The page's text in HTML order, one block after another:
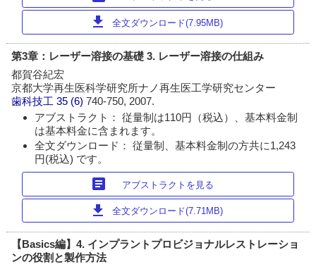
download 全文ダウンロード(7.95MB)
第3章：レーザー溶接の基礎 3. レーザー溶接の仕組み
都賀谷紀宏
京都大学再生医科学研究所ナノ再生医工学研究センター
歯科技工 35 (6)740-750, 2007.
アブストラクト： 従量制は110円（税込）、基本料金制
は基本料金に含まれます。
全文ダウンロード： 従量制、基本料金制の方共に1,243
円(税込) です。
article アブストラクトを見る
download 全文ダウンロード(7.71MB)
【Basics編】4. インプラントプロビジョナルレストレーショ
ンの役割と製作方法